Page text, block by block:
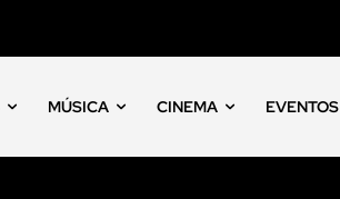
MÚSICA CINEMA EVENTOS